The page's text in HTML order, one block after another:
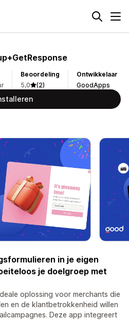
Beoordeling
5,0
(2)
Ontwikkelaar
GoodApps
in je eigen
je doelgroep met
oplossing voor merchants die
en de klantbetrokkenheid willen
Deze app integreert